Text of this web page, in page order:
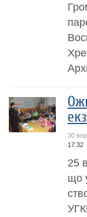
30
17:32
25
що